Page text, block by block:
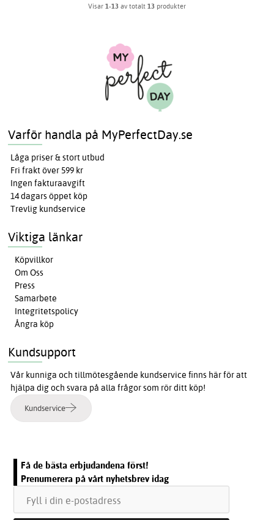
Visar 1-13 av totalt 13 produkter
Varför handla på MyPerfectDay.se
Låga priser & stort utbud
Fri frakt över 599 kr
Ingen fakturaavgift
14 dagars öppet köp
Trevlig kundservice
Viktiga länkar
Köpvillkor
Om Oss
Press
Samarbete
Integritetspolicy
Ångra köp
Kundsupport
Vår kunniga och tillmötesgående kundservice finns här för att
hjälpa dig och svara på alla frågor som rör ditt köp!
Kundservice
Få de bästa erbjudandena först!
Prenumerera på vårt nyhetsbrev idag